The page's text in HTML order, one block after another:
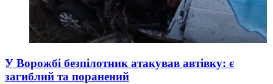
У Ворожбі безпілотник атакував автівку: є
загиблий та поранений